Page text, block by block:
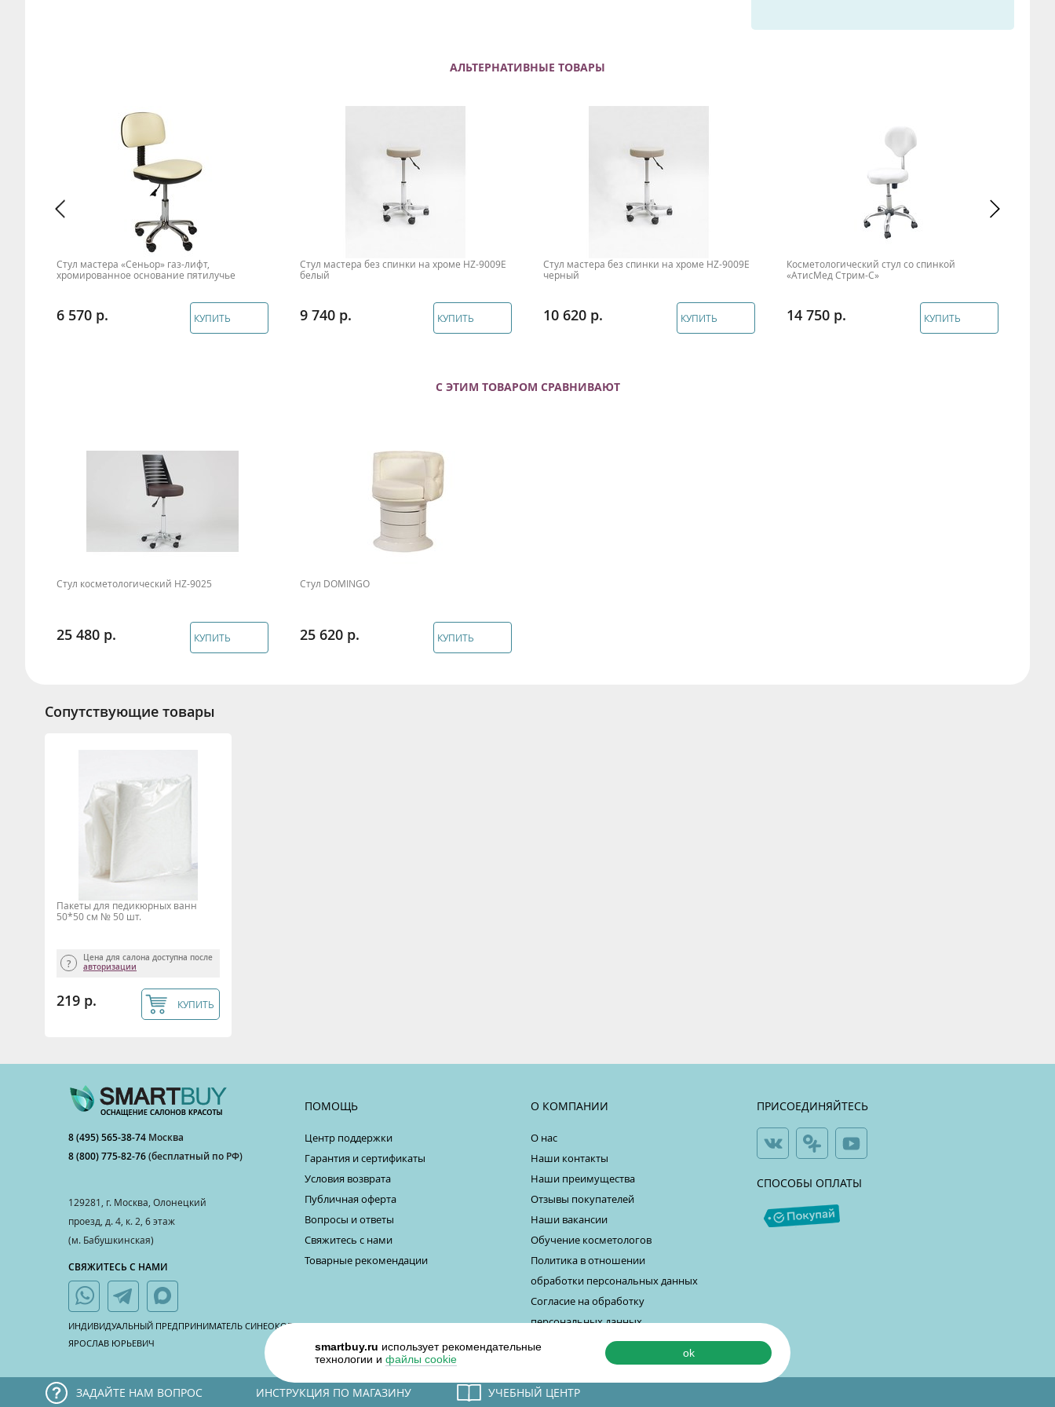
АЛЬТЕРНАТИВНЫЕ ТОВАРЫ
Стул мастера «Сеньор» газ-лифт,
хромированное основание пятилучье
6 570 КУПИТЬ
Стул мастера без спинки на хроме HZ-9009Е
белый
9 740 КУПИТЬ
Стул мастера без спинки на хроме HZ-9009Е
черный
10 620 КУПИТЬ
Косметологический стул со спинкой
«АтисМед Стрим-С»
14 750 КУПИТЬ
С ЭТИМ ТОВАРОМ СРАВНИВАЮТ
Стул косметологический HZ-9025
25 480 КУПИТЬ
Стул DOMINGO
25 620 КУПИТЬ
Сопутствующие товары
Пакеты для педикюрных ванн
50*50 см № 50 шт.
Цена для салона доступна после
авторизации
219 р. КУПИТЬ
8 (495) 565-38-74 Москва
8 (800) 775-82-76(бесплатный по РФ)
129281, г. Москва, Олонецкий
проезд, д. 4, к. 2, 6 этаж
(м. Бабушкинская)
СВЯЖИТЕСЬ С НАМИ
ИНДИВИДУАЛЬНЫЙ ПРЕДПРИНИМАТЕЛЬ СИНЕОКОВ
ЯРОСЛАВ ЮРЬЕВИЧ
ПОМОЩЬ
Центр поддержки
Гарантия и сертификаты
Условия возврата
Публичная оферта
Вопросы и ответы
Свяжитесь с нами
Товарные рекомендации
О КОМПАНИИ
О нас
Наши контакты
Наши преимущества
Отзывы покупателей
Наши вакансии
Обучение косметологов
Политика в отношении
обработки персональных данных
Согласие на обработку
персональных данных
ПРИСОЕДИНЯЙТЕСЬ
СПОСОБЫ ОПЛАТЫ
ЗАДАЙТЕ НАМ ВОПРОС ИНСТРУКЦИЯ ПО МАГАЗИНУ УЧЕБНЫЙ ЦЕНТР
smartbuy.ru использует рекомендательные
технологии и файлы cookie ok